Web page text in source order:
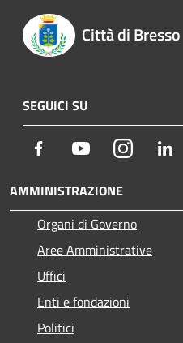
Città di Bresso
SEGUICI SU
Facebook YoutubeInstagram
AMMINISTRAZIONE
Organi di Governo
Aree Amministrative
Uffici
Enti e fondazioni
Politici